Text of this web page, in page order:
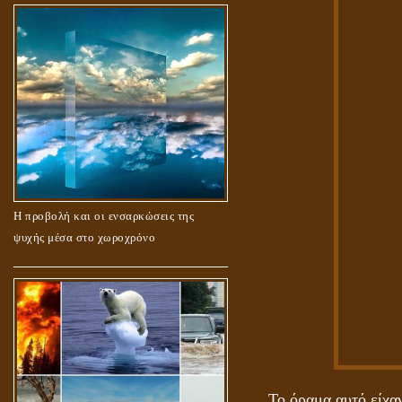
Η προβολή και οι ενσαρκώσεις της
ψυχής μέσα στο χωροχρόνο